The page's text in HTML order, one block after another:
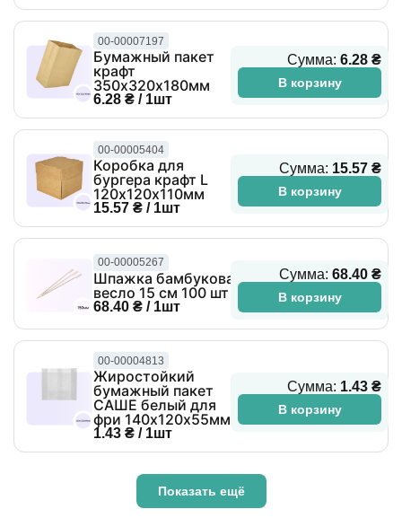
00-00007197
Бумажный пакет
крафт
350х320х180мм
6.28 ₴ / 1шт
Сумма: 6.28 ₴
В корзину
00-00005404
Коробка для
бургера крафт L
120х120х110мм
15.57 ₴ / 1шт
Сумма: 15.57 ₴
В корзину
00-00005267
Шпажка бамбуковая
весло 15 см 100 шт
68.40 ₴ / 1шт
Сумма: 68.40 ₴
В корзину
00-00004813
Жиростойкий
бумажный пакет
САШЕ белый для
фри 140х120х55мм
1.43 ₴ / 1шт
Сумма: 1.43 ₴
В корзину
Показать ещё